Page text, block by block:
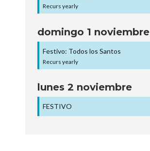
Recurs yearly
domingo 1 noviembre
Festivo: Todos los Santos
Recurs yearly
lunes 2 noviembre
FESTIVO